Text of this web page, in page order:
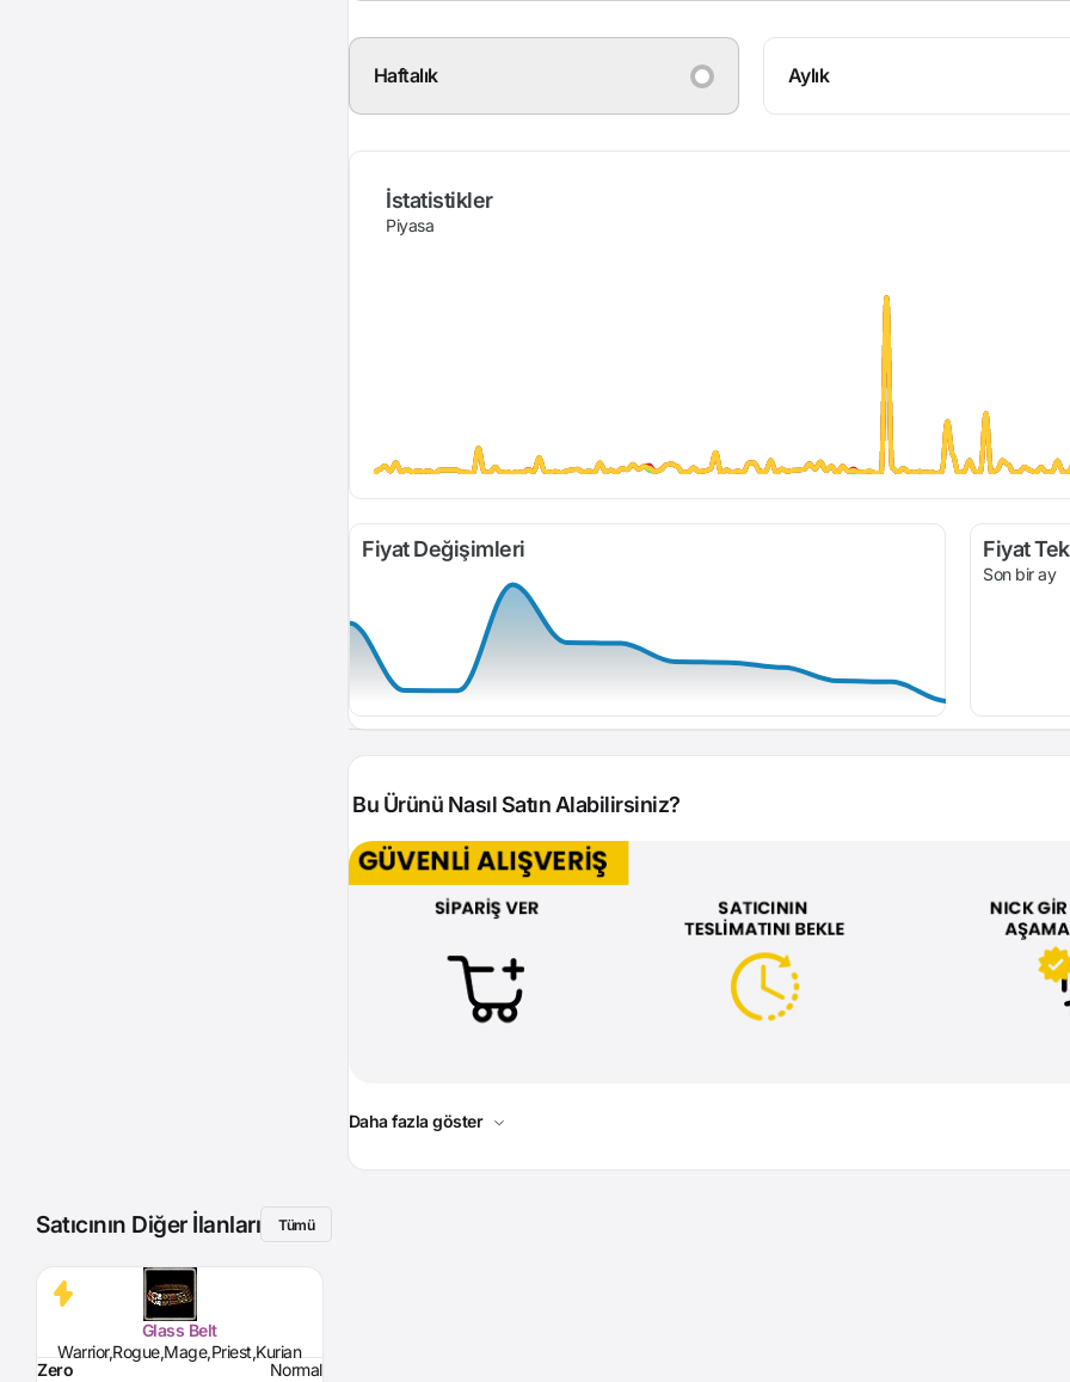
Haftalık Aylık
İstatistikler
Piyasa
Fiyat Değişimleri Fiyat
Son bir ay
Bu Ürünü Nasıl Satın Alabilirsiniz?
Daha fazla göster
Satıcının Diğer İlanları Tümü
Glass Belt
Warrior,Rogue,Mage,Priest,Kurian
Zero
Normal